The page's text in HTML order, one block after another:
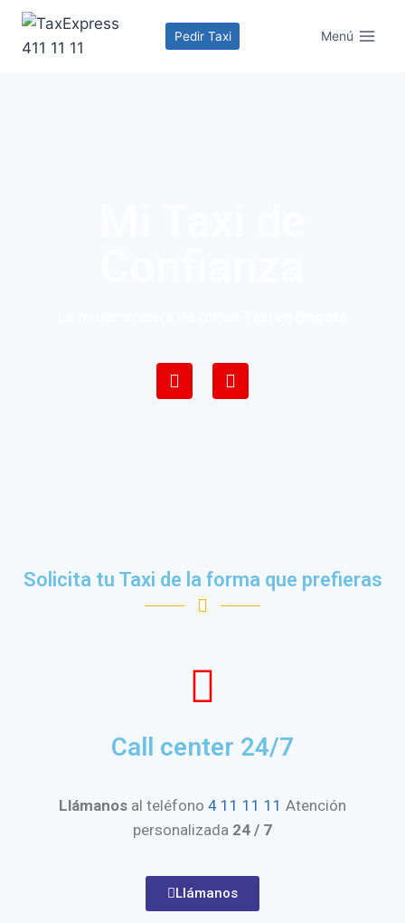
Pedir Taxi Menú
Solicita tu Taxi de la forma que prefieras
Call center 24/7
Llámanos al teléfono 4 11 11 11 Atención
personalizada 24 / 7
Llámanos